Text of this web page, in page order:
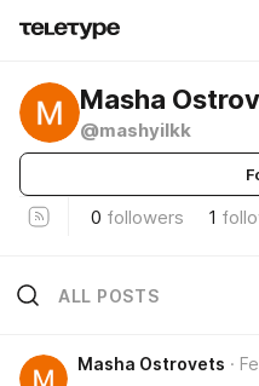
Masha
@mashyilkk
0 followers 1
ALL POSTS
Masha Ostrovets